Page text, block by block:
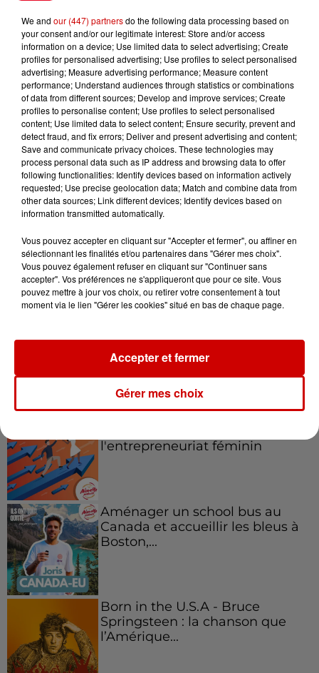
Gagnez vos places pour le
Festival du Roi Arthur 2026 !
Gagnez vos entrées pour le
Musée du Sport Automobile au
Mans !
Destination Vacances - Gagnez
votre séjour en famille au cœur
de la...
Podcasts Voir plus
Kelly Massol, figure
l'entrepreneuriat féminin
Aménager un school bus au
Canada et accueillir les bleus à
Boston,...
Born in the U.S.A - Bruce
Springsteen : la chanson que
l’Amérique...
We and our (447) partnersdo the following data processing based on
your consent and/or our legitimate interest: Store and/or access
information on a device; Use limited data to select advertising; Create
profiles for personalised advertising; Use profiles to select personalised
advertising; Measure advertising performance; Measure content
performance; Understand audiences through statistics or combinations
of data from different sources; Develop and improve services; Create
profiles to personalise content; Use profiles to select personalised
content; Use limited data to select content; Ensure security, prevent and
detect fraud, and fix errors; Deliver and present advertising and content;
Save and communicate privacy choices. These technologies may
process personal data such as IP address and browsing data to offer
following functionalities: Identify devices based on information actively
requested; Use precise geolocation data; Match and combine data from
other data sources; Link different devices; Identify devices based on
information transmitted automatically.
Vous pouvez accepter en cliquant sur "Accepter et fermer", ou affiner en
sélectionnant les finalités et/ou partenaires dans "Gérer mes choix".
Vous pouvez également refuser en cliquant sur "Continuer sans
accepter". Vos préférences ne s'appliqueront que pour ce site. Vous
pouvez mettre à jour vos choix, ou retirer votre consentement à tout
moment via le lien "Gérer les cookies" situé en bas de chaque page.
Gérer mes choix
Accepter et fermer